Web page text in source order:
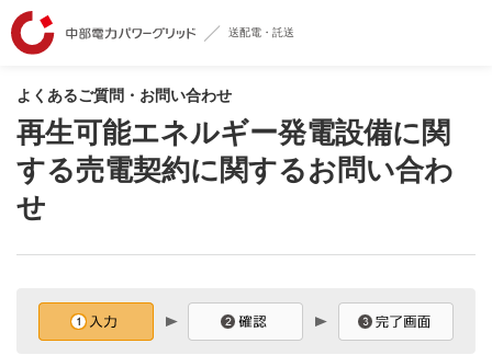
送配電・託送
よくあるご質問・お問い合わせ
再生可能エネルギー発電設備に関
する売電契約に関するお問い合わ
せ